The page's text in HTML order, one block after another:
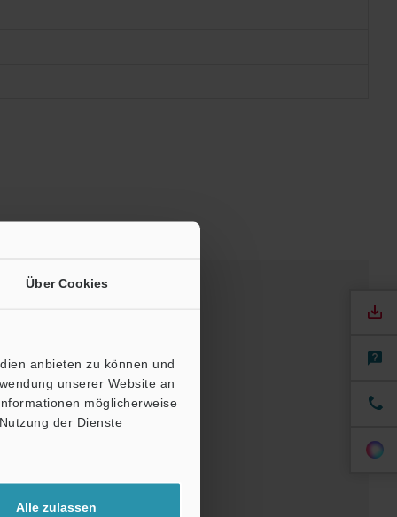
Über Cookies
anbieten zu können und
unserer Website an
möglicherweise
der Dienste
Alle zulassen